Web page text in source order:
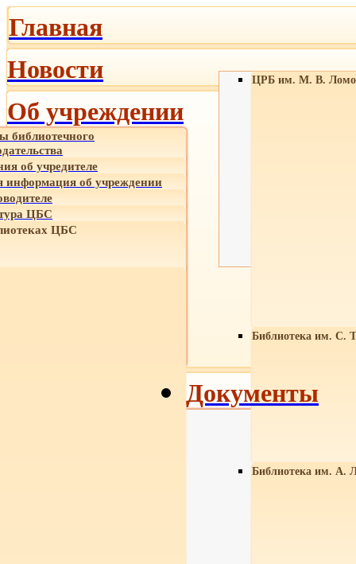
Главная
Новости
Об учреждении
библиотечного
об учредителе
об учреждении
ЦБС
ЦБС
ЦРБ им. М. В.
Библиотека им. С.
Библиотека им. А.
Документы